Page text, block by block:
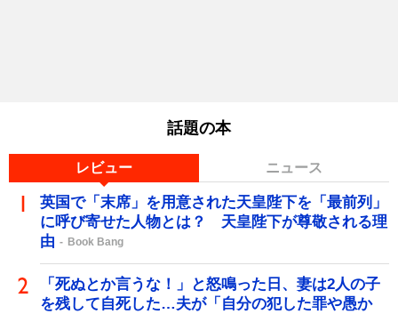
話題の本
レビュー ニュース
英国で「末席」を用意された天皇陛下を「最前列」
に呼び寄せた人物とは？ 天皇陛下が尊敬される理
由
Book Bang
「死ぬとか言うな！」と怒鳴った日、妻は2人の子
を残して自死した…夫が「自分の犯した罪や愚か